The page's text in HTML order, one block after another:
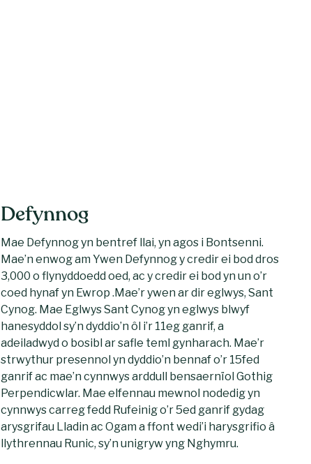
Defynnog
Mae Defynnog yn bentref llai, yn agos i Bontsenni.
Mae’n enwog am Ywen Defynnog y credir ei bod dros
3,000 o flynyddoedd oed, ac y credir ei bod yn un o’r
coed hynaf yn Ewrop .Mae’r ywen ar dir eglwys, Sant
Cynog. Mae Eglwys Sant Cynog yn eglwys blwyf
hanesyddol sy’n dyddio’n ôl i’r 11eg ganrif, a
adeiladwyd o bosibl ar safle teml gynharach. Mae’r
strwythur presennol yn dyddio’n bennaf o’r 15fed
ganrif ac mae’n cynnwys arddull bensaernïol Gothig
Perpendicwlar. Mae elfennau mewnol nodedig yn
cynnwys carreg fedd Rufeinig o’r 5ed ganrif gydag
arysgrifau Lladin ac Ogam a ffont wedi’i harysgrifio â
llythrennau Runic, sy’n unigryw yng Nghymru.